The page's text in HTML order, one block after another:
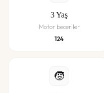
3Yaş
Motor beceriler
124
🧒